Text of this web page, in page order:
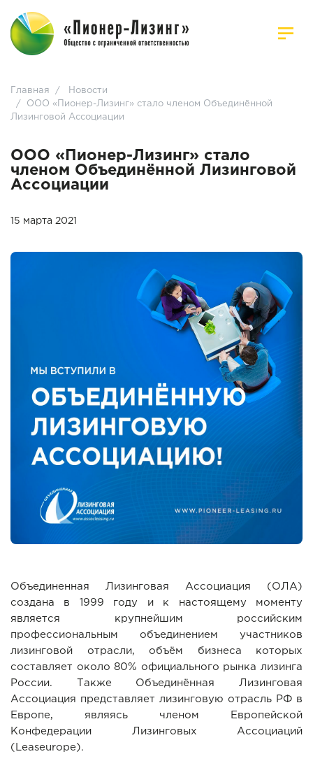
Главная /
Новости
/
ООО «Пионер-Лизинг» стало членом Объединённой
Лизинговой Ассоциации
ООО «Пионер-Лизинг» стало
членом Объединённой Лизинговой
Ассоциации
15 марта 2021
Объединенная Лизинговая Ассоциация (ОЛА)
создана в 1999 году и к настоящему моменту
является крупнейшим российским
профессиональным объединением участников
лизинговой отрасли, объём бизнеса которых
составляет около 80% официального рынка лизинга
России. Также Объединённая Лизинговая
Ассоциация представляет лизинговую отрасль РФ в
Европе, являясь членом Европейской
Конфедерации Лизинговых Ассоциаций
(Leaseurope).